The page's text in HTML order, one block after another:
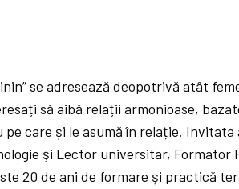
se adresează deopotrivă atât
să aibă relații armonioase,
pe care și le asumă în relație.
şi Lector universitar, Formator
20 de ani de formare şi practică